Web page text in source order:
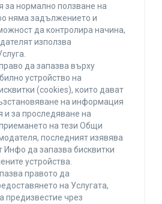
за нормално ползване на
няма задължението и
да контролира начина,
използва
да запазва върху
устройство на
(cookies), които дават
на информация
и за проследяване на
на тези Общи
последният изявява
Инфо да запазва бисквитки
устройства.
правото да
на Услугата,
предизвестие чрез